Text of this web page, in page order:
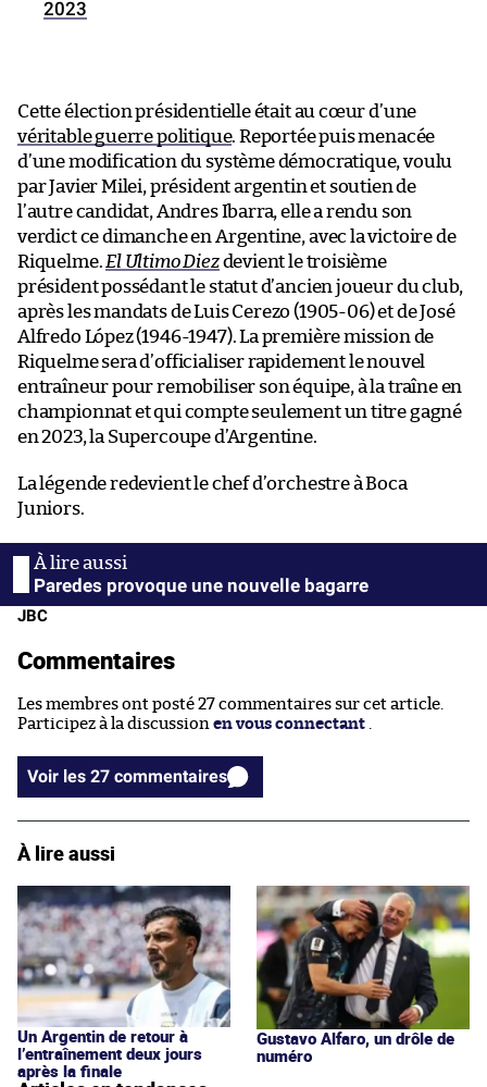
2023
Cette élection présidentielle était au cœur d’une
véritable guerre politique. Reportée puis menacée
d’une modification du système démocratique, voulu
par Javier Milei, président argentin et soutien de
l’autre candidat, Andres Ibarra, elle a rendu son
verdict ce dimanche en Argentine, avec la victoire de
Riquelme. El Ultimo Diezdevient le troisième
président possédant le statut d’ancien joueur du club,
après les mandats de Luis Cerezo (1905-06) et de José
Alfredo López (1946-1947). La première mission de
Riquelme sera d’officialiser rapidement le nouvel
entraîneur pour remobiliser son équipe, à la traîne en
championnat et qui compte seulement un titre gagné
en 2023, la Supercoupe d’Argentine.
La légende redevient le chef d’orchestre à Boca
Juniors.
Paredes provoque une nouvelle bagarre
JBC
Commentaires
Les membres ont posté 27 commentaires sur cet article.
Participez à la discussion en vous connectant .
Voir les 27 commentaires
À lire aussi
Un Argentin de retour à
l’entraînement deux jours
après la finale
Gustavo Alfaro, un drôle de
numéro